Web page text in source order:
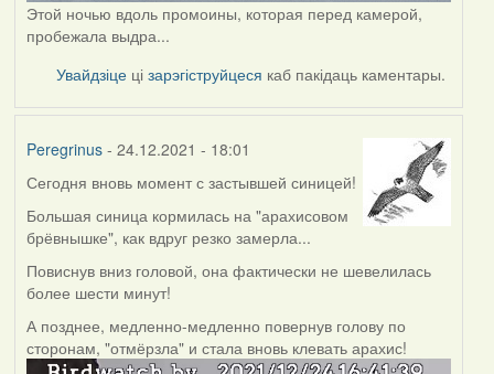
Этой ночью вдоль промоины, которая перед камерой,
пробежала выдра...
Увайдзіце цізарэгіструйцеся каб пакідаць каментары.
Peregrinus- 24.12.2021 - 18:01
Сегодня вновь момент с застывшей синицей!
Большая синица кормилась на "арахисовом
брёвнышке", как вдруг резко замерла...
Повиснув вниз головой, она фактически не шевелилась
более шести минут!
А позднее, медленно-медленно повернув голову по
сторонам, "отмёрзла" и стала вновь клевать арахис!